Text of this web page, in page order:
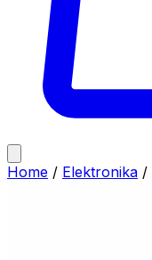
Home / Elektronika /